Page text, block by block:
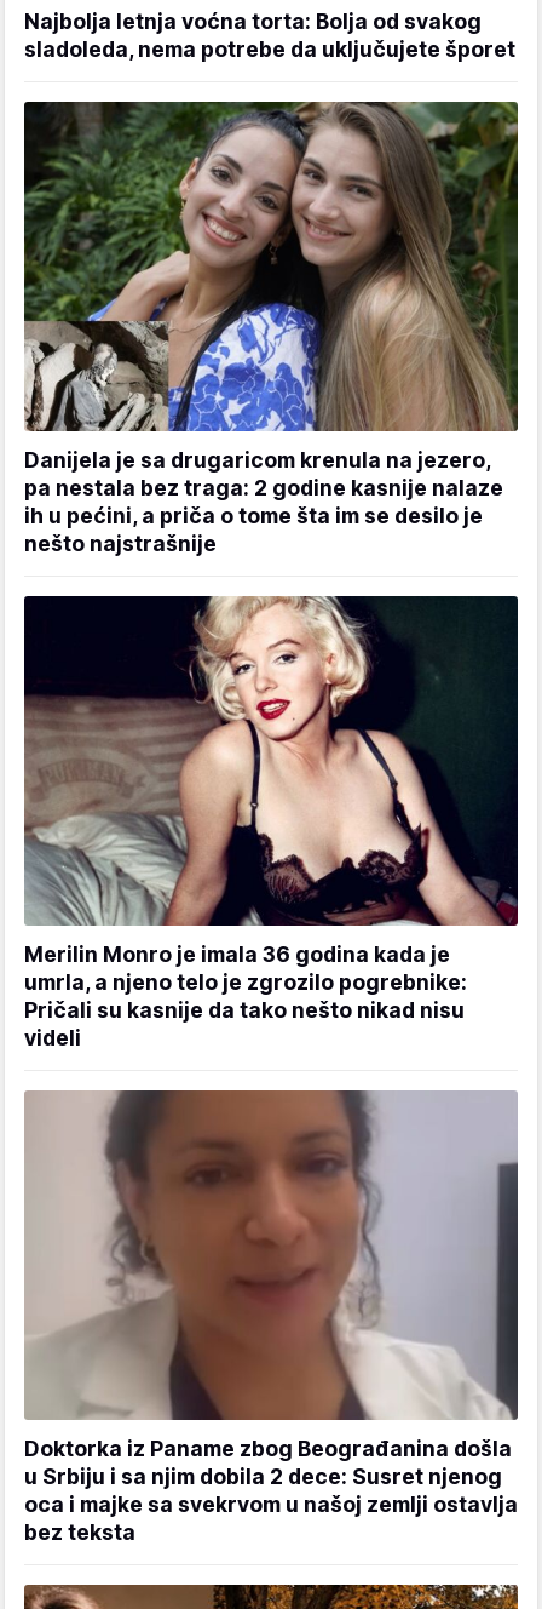
Najbolja letnja voćna torta: Bolja od svakog
sladoleda, nema potrebe da uključujete šporet
Danijela je sa drugaricom krenula na jezero,
pa nestala bez traga: 2 godine kasnije nalaze
ih u pećini, a priča o tome šta im se desilo je
nešto najstrašnije
Merilin Monro je imala 36 godina kada je
umrla, a njeno telo je zgrozilo pogrebnike:
Pričali su kasnije da tako nešto nikad nisu
videli
Doktorka iz Paname zbog Beograđanina došla
u Srbiju i sa njim dobila 2 dece: Susret njenog
oca i majke sa svekrvom u našoj zemlji ostavlja
bez teksta